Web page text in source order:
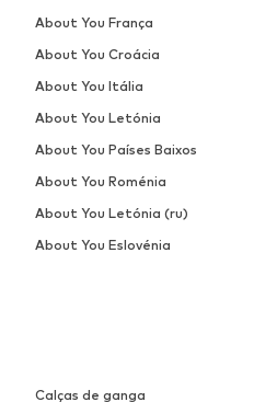
Calças de ganga
About You França
About You Croácia
About You Itália
About You Letónia
About You Países Baixos
About You Roménia
About You Letónia (ru)
About You Eslovénia